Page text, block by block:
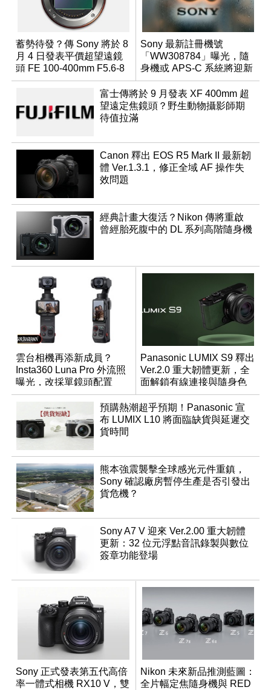
蓄勢待發？傳 Sony 將於 8
月 4 日發表平價超望遠鏡
頭 FE 100-400mm F5.6-8
Sony 最新註冊機號
「WW308784」曝光，隨
身機或 APS-C 系統將迎新
成員？
富士傳將於 9 月發表 XF 400mm 超
望遠定焦鏡頭？野生動物攝影師期
待值拉滿
Canon 釋出 EOS R5 Mark II 最新韌
體 Ver.1.3.1，修正全域 AF 操作失
效問題
經典計畫大復活？Nikon 傳將重啟
曾經胎死腹中的 DL 系列高階隨身機
雲台相機再添新成員？
Insta360 Luna Pro 外流照
曝光，改採單鏡頭配置
Panasonic LUMIX S9 釋出
Ver.2.0 重大韌體更新，全
面解鎖有線連接與隨身色
調編輯
預購熱潮超乎預期！Panasonic 宣
布 LUMIX L10 將面臨缺貨與延遲交
貨時間
熊本強震襲擊全球感光元件重鎮，
Sony 確認廠房暫停生產是否引發出
貨危機？
Sony A7 V 迎來 Ver.2.00 重大韌體
更新：32 位元浮點音訊錄製與數位
簽章功能登場
Sony 正式發表第五代高倍
率一體式相機 RX10 V，雙
Nikon 未來新品推測藍圖：
全片幅定焦隨身機與 RED